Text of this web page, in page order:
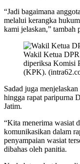
“Jadi bagaimana
melalui kerangka
kami jelaskan,” tambah
Wakil Ketua
diperiksa Komisi
(KPK).
Sadad juga
hingga rapat paripurna
Jatim.
“Kita menerima wasiat
komunikasikan dalam
penyampaian wasiat
dibahas oleh panitia.